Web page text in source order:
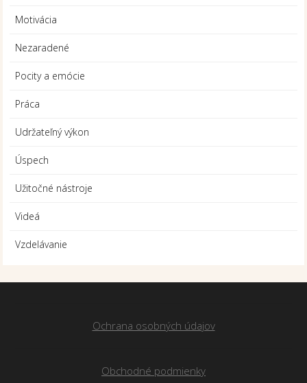
Motivácia
Nezaradené
Pocity a emócie
Práca
Udržateľný výkon
Úspech
Užitočné nástroje
Videá
Vzdelávanie
Ochrana osobných údajov
Obchodné podmienky